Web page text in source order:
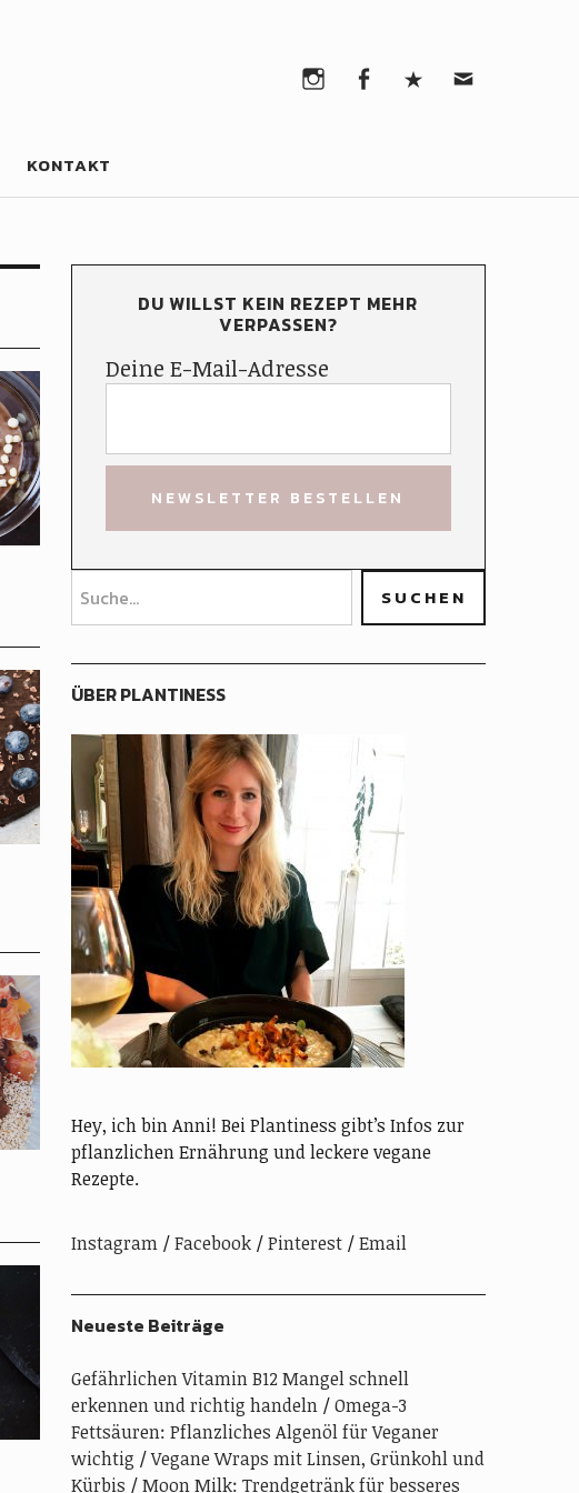
KONTAKT
DU WILLST KEIN REZEPT MEHR
VERPASSEN?
Deine E-Mail-Adresse
ÜBER PLANTINESS
Hey, ich bin Anni! Bei Plantiness gibt’s Infos zur
pflanzlichen Ernährung und leckere vegane
Rezepte.
Instagram Facebook Pinterest Email
Neueste Beiträge
Gefährlichen Vitamin B12 Mangel schnell
erkennen und richtig handeln
Omega-3
Fettsäuren: Pflanzliches Algenöl für Veganer
wichtig
Vegane Wraps mit Linsen, Grünkohl und
Kürbis
Moon Milk: Trendgetränk für besseres